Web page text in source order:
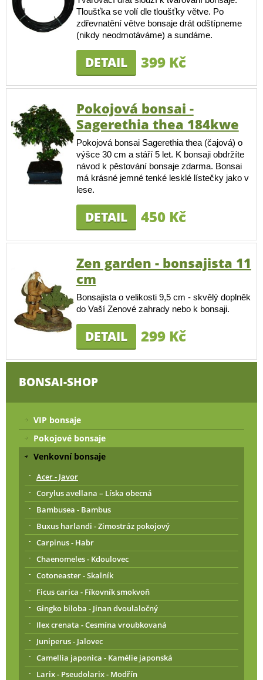
Tloušťka se volí dle tloušťky větve. Po
zdřevnatění větve bonsaje drát odštípneme
(nikdy neodmotáváme) a sundáme.
DETAIL 399 Kč
Pokojová bonsai -
Sagerethia thea 184kwe
Pokojová bonsai Sagerethia thea (čajová) o
výšce 30 cm a stáří 5 let. K bonsaji obdržíte
návod k pěstování bonsaje zdarma. Bonsai
má krásné jemné tenké lesklé lístečky jako v
lese.
DETAIL 450 Kč
Zen garden - bonsajista 11
cm
Bonsajista o velikosti 9,5 cm - skvělý doplněk
do Vaší Zenové zahrady nebo k bonsaji.
DETAIL 299 Kč
BONSAI-SHOP
VIP bonsaje
Pokojové bonsaje
Venkovní bonsaje
Acer - Javor
Corylus avellana – Líska obecná
Bambusea - Bambus
Buxus harlandi - Zimostráz pokojový
Carpinus - Habr
Chaenomeles - Kdoulovec
Cotoneaster - Skalník
Ficus carica - Fíkovník smokvoň
Gingko biloba - Jinan dvoulaločný
Ilex crenata - Cesmína vroubkovaná
Juniperus - Jalovec
Camellia japonica - Kamélie japonská
Larix - Pseudolarix - Modřín